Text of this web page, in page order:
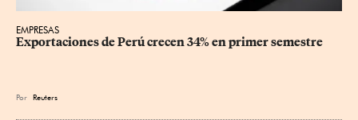
EMPRESAS
Exportaciones de Perú crecen 34% en primer semestre
Por Reuters